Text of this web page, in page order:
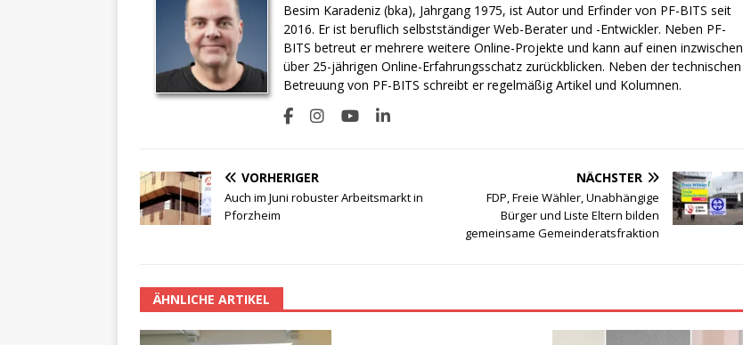
Besim Karadeniz (bka), Jahrgang 1975, ist Autor und Erfinder von PF-BITS seit
2016. Er ist beruflich selbstständiger Web-Berater und -Entwickler. Neben PF-
BITS betreut er mehrere weitere Online-Projekte und kann auf einen inzwischen
über 25-jährigen Online-Erfahrungsschatz zurückblicken. Neben der technischen
Betreuung von PF-BITS schreibt er regelmäßig Artikel und Kolumnen.
VORHERIGER
Auch im Juni robuster Arbeitsmarkt in
Pforzheim
NÄCHSTER
FDP, Freie Wähler, Unabhängige
Bürger und Liste Eltern bilden
gemeinsame Gemeinderatsfraktion
ÄHNLICHE ARTIKEL